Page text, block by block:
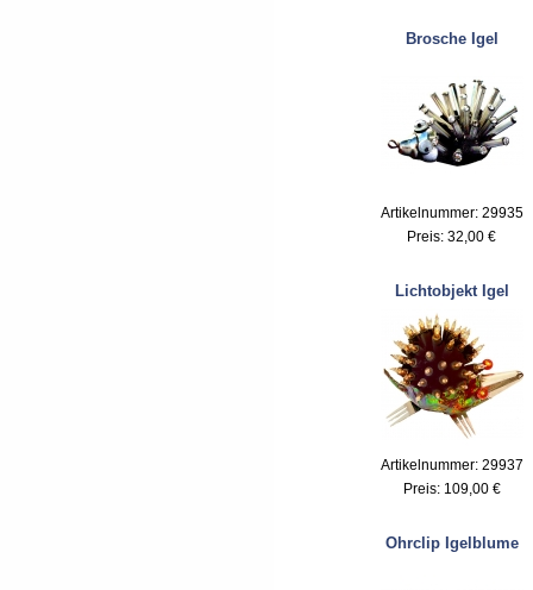
Brosche Igel
Artikelnummer: 29935
Preis: 32,00 €
Lichtobjekt Igel
Artikelnummer: 29937
Preis: 109,00 €
Ohrclip Igelblume